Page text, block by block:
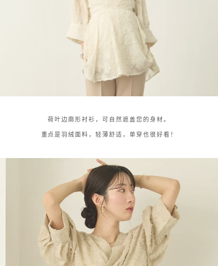
荷叶边廓形衬衫，可自然遮盖您的身材。
重点是羽绒面料，轻薄舒适，单穿也很好看！